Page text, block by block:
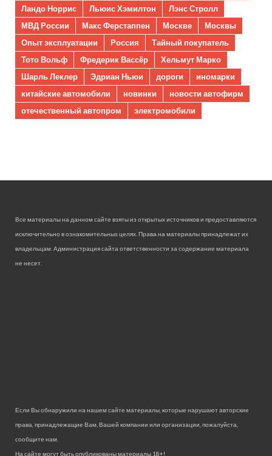
Ландо Норрис
Льюис Хэмилтон
Лэнс Стролл
МВД России
Макс Ферстаппен Москве
Москвы
Опыт эксплуатации
Россия
Тайный покупатель
Тото Вольф
Фредерик Вассёр
Хельмут Марко
Шарль Леклер
Эдриан Ньюи дороги
иномарки
китайские автомобили
новинки
новости автофирм
отечественный автопром
электромобили
Все материалы на данном сайте взяты из открытых источников и предоставляются
исключительно в ознакомительных целях. Права на материалы принадлежат их
владельцам. Администрация сайта ответственности за содержание материала
не несет.
Если Вы обнаружили на нашем сайте материалы, которые нарушают авторские
права, принадлежащие Вам, Вашей компании или организации, пожалуйста,
сообщите нам.
На сайте могут быть опубликованы материалы 18+!